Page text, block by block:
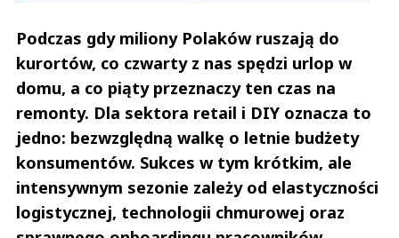
Podczas gdy miliony Polaków ruszają do
kurortów, co czwarty z nas spędzi urlop w
domu, a co piąty przeznaczy ten czas na
remonty. Dla sektora retail i DIY oznacza to
jedno: bezwzględną walkę o letnie budżety
konsumentów. Sukces w tym krótkim, ale
intensywnym sezonie zależy od elastyczności
logistycznej, technologii chmurowej oraz